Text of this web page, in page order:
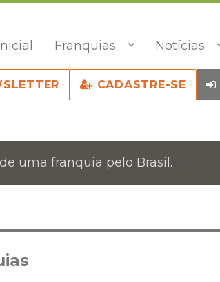
Franquias Notícias
CADASTRE-SE
uma franquia pelo Brasil.